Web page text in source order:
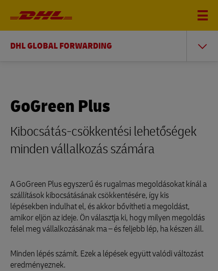
DHL GLOBAL FORWARDING
GoGreen Plus
Kibocsátás-csökkentési lehetőségek
minden vállalkozás számára
A GoGreen Plus egyszerű és rugalmas megoldásokat kínál a
szállítások kibocsátásának csökkentésére, így kis
lépésekben indulhat el, és akkor bővítheti a megoldást,
amikor eljön az ideje. Ön választja ki, hogy milyen megoldás
felel meg vállalkozásának ma – és feljebb lép, ha készen áll.
Minden lépés számít. Ezek a lépések együtt valódi változást
eredményeznek.